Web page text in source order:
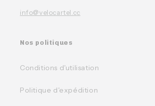
info@velocartel.cc
Nos politiques
Conditions d'utilisation
Politique d'expédition